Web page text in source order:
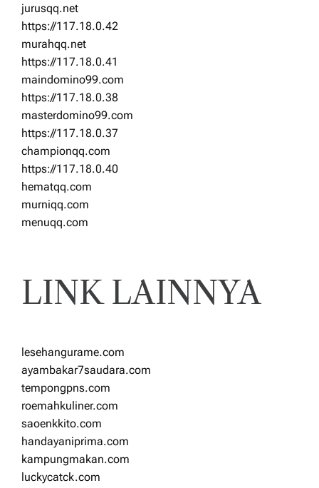
jurusqq.net
https://117.18.0.42
murahqq.net
https://117.18.0.41
maindomino99.com
https://117.18.0.38
masterdomino99.com
https://117.18.0.37
championqq.com
https://117.18.0.40
hematqq.com
murniqq.com
menuqq.com
LINK LAINNYA
lesehangurame.com
ayambakar7saudara.com
tempongpns.com
roemahkuliner.com
saoenkkito.com
handayaniprima.com
kampungmakan.com
luckycatck.com